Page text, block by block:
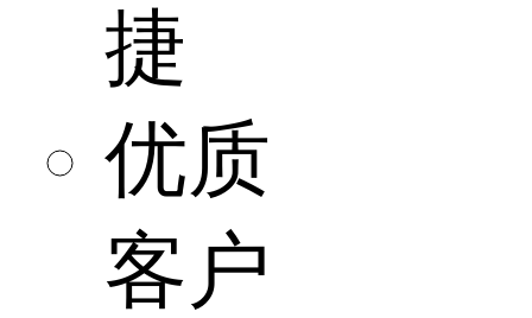
捷
优质
客户